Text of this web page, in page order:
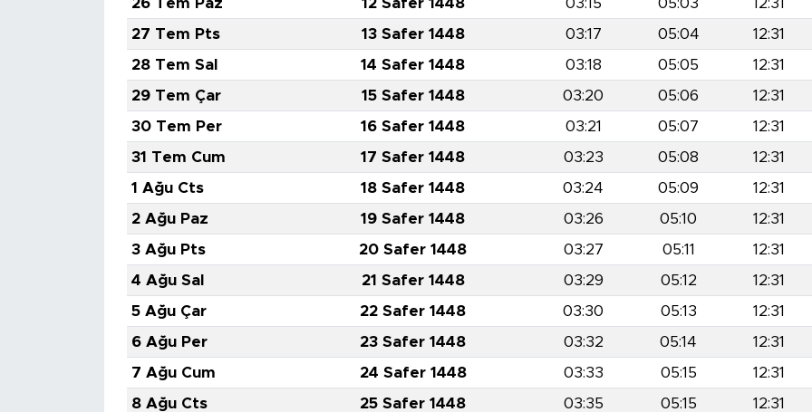
26 Tem Paz 12 Safer 1448 03:15 05:03
12:31
27 Tem Pts
13 Safer 1448 03:17 05:04
12:31
28 Tem Sal
14 Safer 1448 03:18 05:05
12:31
29 Tem Çar
15 Safer 1448 03:20 05:06
12:31
30 Tem Per
16 Safer 1448 03:21 05:07
12:31
31 Tem Cum
17 Safer 1448 03:23 05:08
12:31
1 Ağu Cts
18 Safer 1448 03:24 05:09
12:31
2 Ağu Paz
19 Safer 1448 03:26 05:10
12:31
3 Ağu Pts
20 Safer 1448 03:27 05:11
12:31
4 Ağu Sal
21 Safer 1448 03:29 05:12
12:31
5 Ağu Çar
22 Safer 1448 03:30 05:13
12:31
6 Ağu Per
23 Safer 1448 03:32 05:14
12:31
7 Ağu Cum
24 Safer 1448 03:33 05:15
12:31
8 Ağu Cts
25 Safer 1448 03:35 05:15
12:31